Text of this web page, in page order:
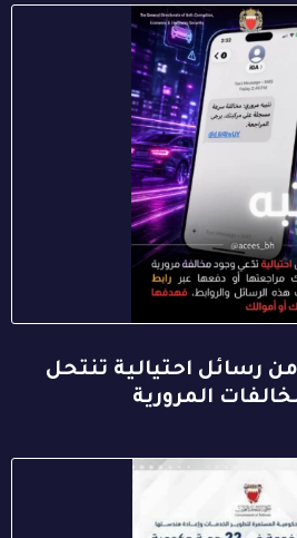
من رسائل احتيالية تنتحل
المرورية